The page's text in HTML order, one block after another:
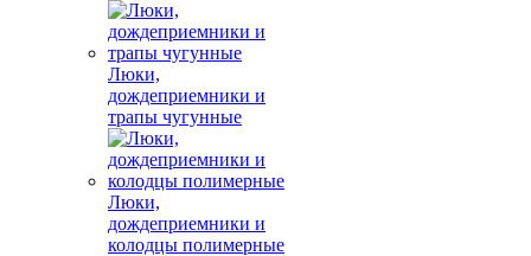
Люки,
дождеприемники и
трапы чугунные
Люки,
дождеприемники и
колодцы полимерные